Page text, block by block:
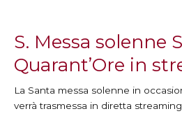
S. Messa solenne
Quarant’Ore in
La Santa messa solenne in
verrà trasmessa in diretta